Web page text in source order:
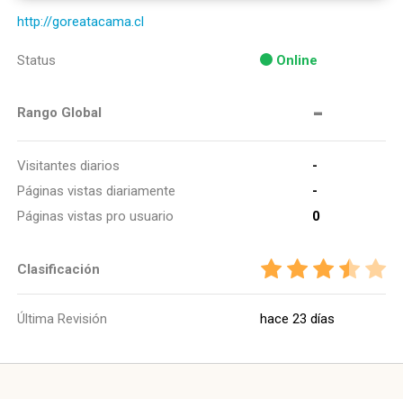
http://goreatacama.cl
Status Online
Rango Global -
Visitantes diarios
-
Páginas vistas diariamente
-
Páginas vistas pro usuario
0
Clasificación
Última Revisión hace 23 días